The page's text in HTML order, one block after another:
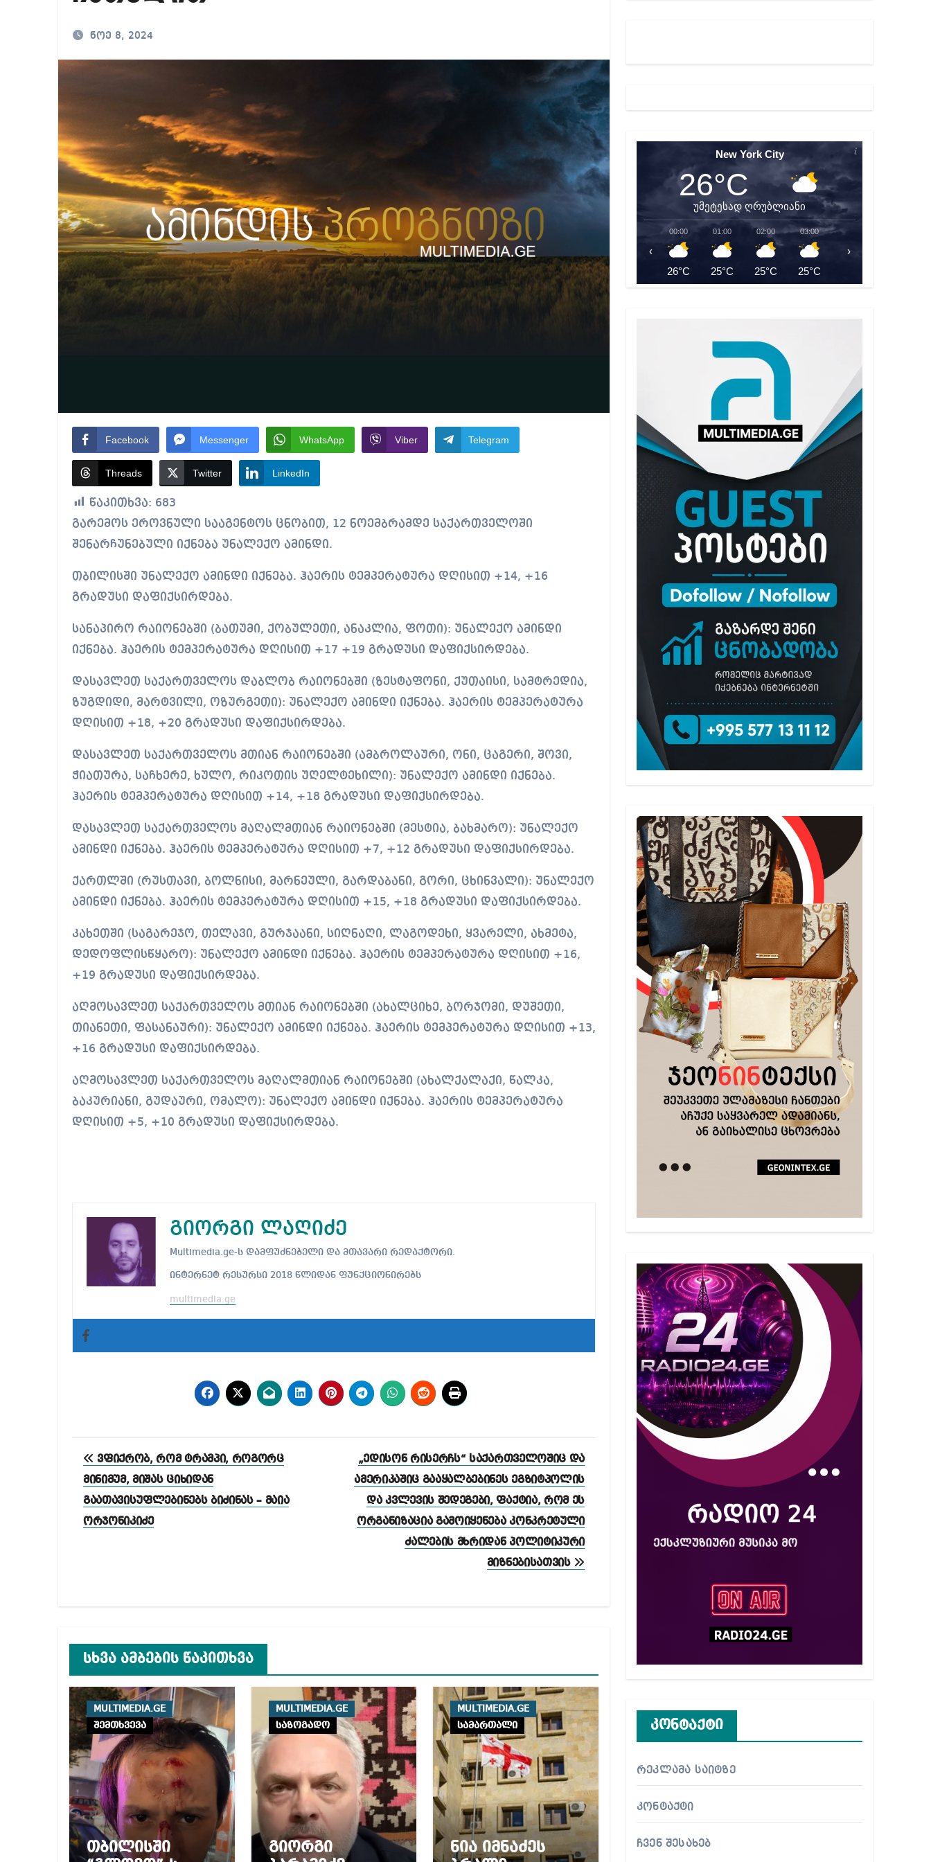
ნოე 8, 2024
Facebook Messenger WhatsApp Viber Telegram
Threads Twitter LinkedIn
წაკითხვა: 683
გარემოს ეროვნული სააგენტოს ცნობით, 12 ნოემბრამდე საქართველოში
შენარჩუნებული იქნება უნალექო ამინდი.
თბილისში უნალექო ამინდი იქნება. ჰაერის ტემპერატურა დღისით +14, +16
გრადუსი დაფიქსირდება.
სანაპირო რაიონებში (ბათუმი, ქობულეთი, ანაკლია, ფოთი): უნალექო ამინდი
იქნება. ჰაერის ტემპერატურა დღისით +17 +19 გრადუსი დაფიქსირდება.
დასავლეთ საქართველოს დაბლობ რაიონებში (ზესტაფონი, ქუთაისი, სამტრედია,
ზუგდიდი, მარტვილი, ოზურგეთი): უნალექო ამინდი იქნება. ჰაერის ტემპერატურა
დღისით +18, +20 გრადუსი დაფიქსირდება.
დასავლეთ საქართველოს მთიან რაიონებში (ამბროლაური, ონი, ცაგერი, შოვი,
ჭიათურა, საჩხერე, ხულო, რიკოთის უღელტეხილი): უნალექო ამინდი იქნება.
ჰაერის ტემპერატურა დღისით +14, +18 გრადუსი დაფიქსირდება.
დასავლეთ საქართველოს მაღალმთიან რაიონებში (მესტია, ბახმარო): უნალექო
ამინდი იქნება. ჰაერის ტემპერატურა დღისით +7, +12 გრადუსი დაფიქსირდება.
ქართლში (რუსთავი, ბოლნისი, მარნეული, გარდაბანი, გორი, ცხინვალი): უნალექო
ამინდი იქნება. ჰაერის ტემპერატურა დღისით +15, +18 გრადუსი დაფიქსირდება.
კახეთში (საგარეჯო, თელავი, გურჯაანი, სიღნაღი, ლაგოდეხი, ყვარელი, ახმეტა,
დედოფლისწყარო): უნალექო ამინდი იქნება. ჰაერის ტემპერატურა დღისით +16,
+19 გრადუსი დაფიქსირდება.
აღმოსავლეთ საქართველოს მთიან რაიონებში (ახალციხე, ბორჯომი, დუშეთი,
თიანეთი, ფასანაური): უნალექო ამინდი იქნება. ჰაერის ტემპერატურა დღისით +13,
+16 გრადუსი დაფიქსირდება.
აღმოსავლეთ საქართველოს მაღალმთიან რაიონებში (ახალქალაქი, წალკა,
ბაკურიანი, გუდაური, ომალო): უნალექო ამინდი იქნება. ჰაერის ტემპერატურა
დღისით +5, +10 გრადუსი დაფიქსირდება.
გიორგი ლაღიძე
Multimedia.ge-ს დამფუძნებელი და მთავარი რედაქტორი.
ინტერნეტ რესურსი 2018 წლიდან ფუნქციონირებს
multimedia.ge
პოსტის
ნავიგაცია
ვფიქრობ, რომ ტრამპი, როგორც
მინიმუმ, მიშას ციხიდან
გაათავისუფლებინებს ბიძინას – მაია
ორჯონიკიძე
„ედისონ რისერჩს“ საქართველოშიც და
ამერიკაშიც გააყალბებინეს ეგზიტპოლის
და კვლევის შედეგები, ფაქტია, რომ ეს
ორგანიზაცია გამოიყენება კონკრეტული
ძალების მხრიდან პოლიტიკური
მიზნებისათვის
სხვა ამბების წაკითხვა
MULTIMEDIA.GE
შემთხვევა
თბილისში
MULTIMEDIA.GE
საზოგადო
გიორგი
MULTIMEDIA.GE
სამართალი
ნია იმნაძეს
New York City
26°C
უმეტესად ღრუბლიანი
00:00
26°C
01:00
25°C
02:00
25°C
03:00
25°C
‹ ›
კონტაქტი
რეკლამა საიტზე
კონტაქტი
ჩვენ შესახებ